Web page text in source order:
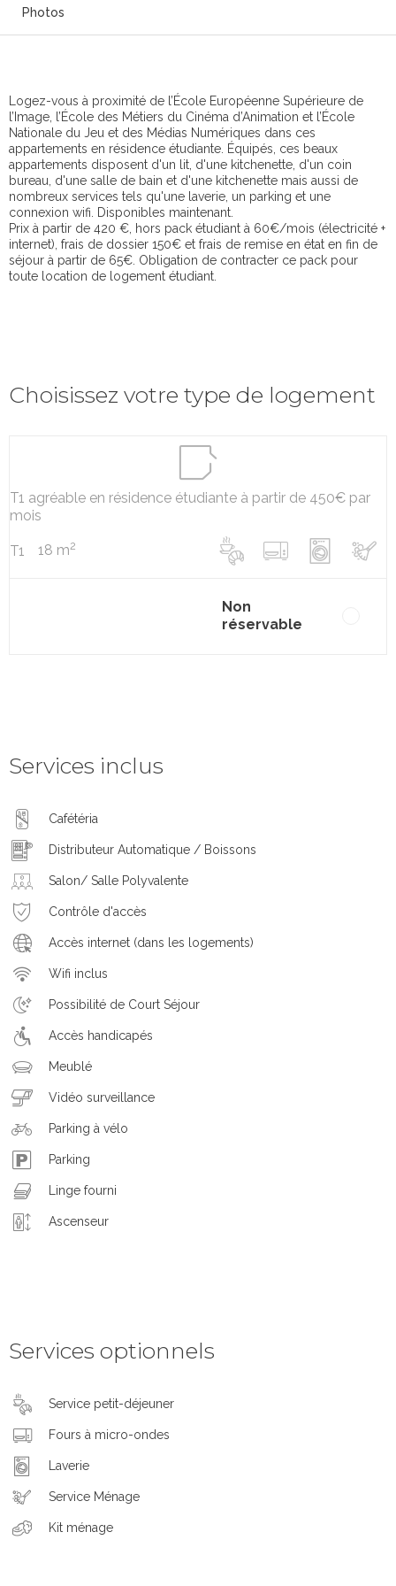
Photos
Logez-vous à proximité de l’École Européenne Supérieure de
l’Image, l’École des Métiers du Cinéma d’Animation et l’École
Nationale du Jeu et des Médias Numériques dans ces
appartements en résidence étudiante. Équipés, ces beaux
appartements disposent d'un lit, d'une kitchenette, d'un coin
bureau, d'une salle de bain et d'une kitchenette mais aussi de
nombreux services tels qu'une laverie, un parking et une
connexion wifi. Disponibles maintenant.
Prix à partir de 420 €, hors pack étudiant à 60€/mois (électricité +
internet), frais de dossier 150€ et frais de remise en état en fin de
séjour à partir de 65€. Obligation de contracter ce pack pour
toute location de logement étudiant.
Choisissez votre type de logement
T1 agréable en résidence étudiante à partir de 450€ par
mois
T1 18 m2
Non
réservable
Services inclus
Cafétéria
Distributeur Automatique / Boissons
Salon/ Salle Polyvalente
Contrôle d'accès
Accès internet (dans les logements)
Wifi inclus
Possibilité de Court Séjour
Accès handicapés
Meublé
Vidéo surveillance
Parking à vélo
Parking
Linge fourni
Ascenseur
Services optionnels
Service petit-déjeuner
Fours à micro-ondes
Laverie
Service Ménage
Kit ménage